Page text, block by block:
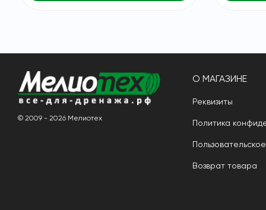
© 2009 - 2026 Мелиотех
О МАГАЗИНЕ
Реквизиты
Политика
Возврат товара